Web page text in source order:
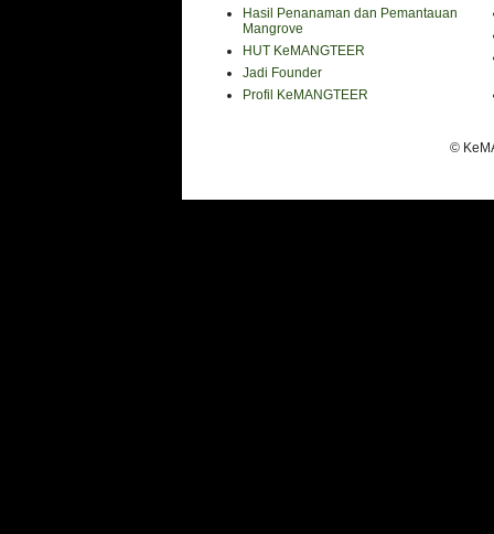
Hasil Penanaman dan Pemantauan
Mangrove
HUT KeMANGTEER
Jadi Founder
Profil KeMANGTEER
©